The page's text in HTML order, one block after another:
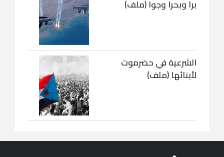
برا وبحرا وجوا (ملف)
الشرعية في حضرموت
لأبنائها (ملف)